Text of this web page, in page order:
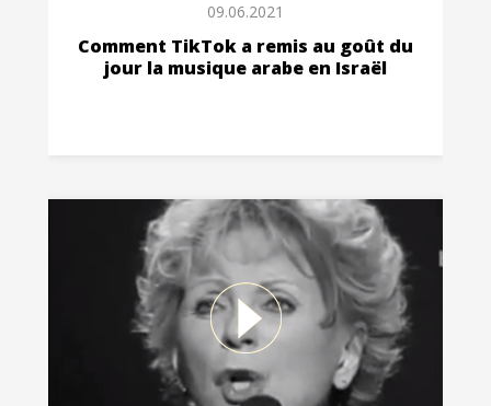
09.06.2021
Comment TikTok a remis au goût du
jour la musique arabe en Israël